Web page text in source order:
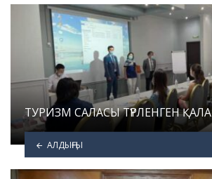
ТУРИЗМ САЛАСЫ ТҮРЛЕНГЕН ҚАЛА
АЛДЫҢҒЫ